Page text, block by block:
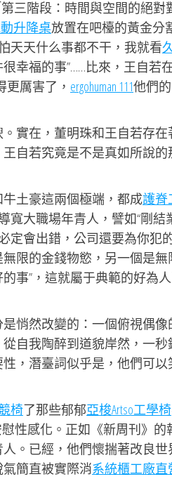
三階段：時間與空間的絕對
動升降桌放置在吧檯的黃金分
天天什么事都不干，我就看
幸福的事”……比來，王自若
厲害了， ergohuman 111他們
實在，董明珠和王自若存在
自若究竟是不是真如所說的
土豪這兩個極端，都成護脊
寬大職場年青人，譬如“剛結
定會出錯，公司還要為你犯
限的金錢物慾，另一個是無
事”，這就屬于典範的好為人
悄然改變的：一個俯視偶像
自我陶醉到道貌岸然，一秒
，潛臺詞似乎是，他們可以
椅了那些郁郁亞梭Artso工學椅
性感化。正如《新周刊》的
。已經，他們懷揣著改良世
簡直被實際消系統櫃工廠直